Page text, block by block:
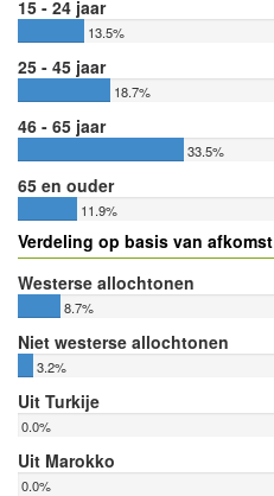
15 - 24 jaar
13.5%
25 - 45 jaar
18.7%
46 - 65 jaar
33.5%
65 en ouder
11.9%
Verdeling op basis van afkomst
Westerse allochtonen
8.7%
Niet westerse allochtonen
3.2%
Uit Turkije
0.0%
Uit Marokko
0.0%